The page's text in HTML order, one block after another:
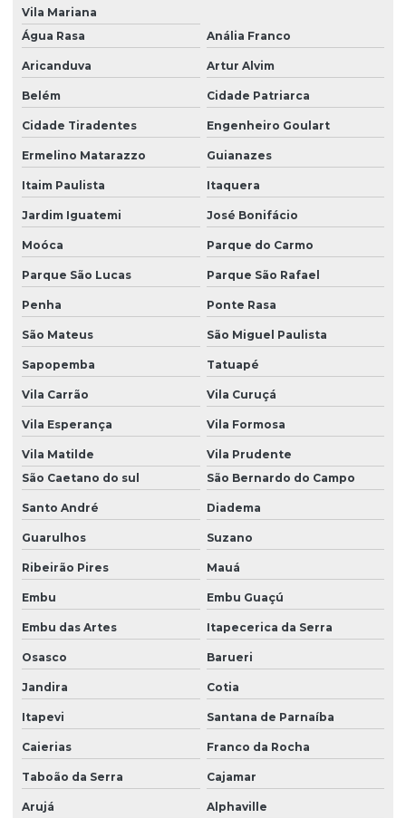
Parcelamento de solo loteamento
Plano básico ambiental pba
Plano de controle ambiental
Plano de controle ambiental pca
Plano de controle de emissões atmosféricas
Plano de gerenciamento de resíduos
Plano de gerenciamento de resíduos pgrss
Plano de supervisão ambiental
Prad licenciamento ambiental
Programa de supervisão ambiental
Projeto de compensação ambiental
Projeto depósito de agrotóxicos
Projeto de recuperação de áreas degradadas
Projeto de recuperação de áreas degradadas pela mineração
Projeto de recuperação de áreas degradadas prad
Projeto de reposição florestal compensatória
Projetos ambientais
Projetos ambientais em santa catarina
Projetos de eta
Quanto custa para se cadastrar no ibama
Relatório ambiental simplificado ras
Relatório de controle ambiental
Serviço licenciamento ambiental
Vila Mariana
Água Rasa
Anália Franco
Aricanduva Artur Alvim
Belém Cidade Patriarca
Cidade Tiradentes Engenheiro Goulart
Ermelino Matarazzo Guianazes
Itaim Paulista Itaquera
Jardim Iguatemi José Bonifácio
Moóca Parque do Carmo
Parque São Lucas Parque São Rafael
Penha Ponte Rasa
São Mateus São Miguel Paulista
Sapopemba Tatuapé
Vila Carrão Vila Curuçá
Vila Esperança Vila Formosa
Vila Matilde
Vila Prudente
São Caetano do sul
São Bernardo do Campo
Santo André Diadema
Guarulhos Suzano
Ribeirão Pires Mauá
Embu Embu Guaçú
Embu das Artes Itapecerica da Serra
Osasco Barueri
Jandira Cotia
Itapevi Santana de Parnaíba
Caierias Franco da Rocha
Taboão da Serra Cajamar
Arujá Alphaville